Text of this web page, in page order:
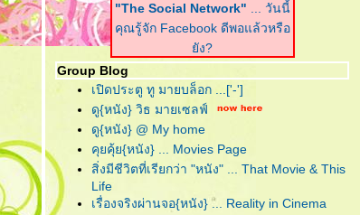
"The Social Network" ... วันนี้
คุณรู้จัก Facebook ดีพอแล้วหรือ
ัง?
"Harry Potter and the Deathly
Hallows : Part I" ... ฉันต้องเปิด
เพื่อจะปิด!
"Scrubb : Kid"... คำตอบของ
เพลงอินดี้ที่ฟังง่าย อยู่ในอัลบั้มนี้
Group Blog
เปิดประตู ทู มายบล็อก ...['-']
ดู{หนัง} วิธ มายเซลฟ์
ดู{หนัง} @ My home
คุยคุ้ย{หนัง} ... Movies Page
สิ่งมีชีวิตที่เรียกว่า "หนัง" ... That Movie & This
Life
เรื่องจริงผ่านจอ{หนัง} ... Reality in Cinema